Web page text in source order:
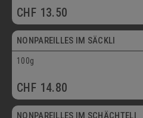
CHF 13.50
Postversand
NONPAREILLES IM SÄCKLI
100g
CHF 14.80
Postversand
NONPAREILLES IM SCHÄCHTELI